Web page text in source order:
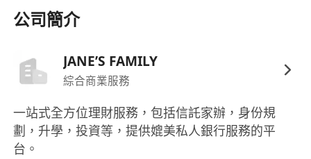
對潮流文化、美妝、時尚、生活方式等消費領域
具高度敏感度，能快速掌握品牌調性並轉化為具
具備自主推動專案的能力，能在多任務並行環境
下合理規劃優先級，並按時交付高品質成果。
公司簡介
JANE’S FAMILY
綜合商業服務
一站式全方位理財服務，包括信託家辦，身份規
劃，升學，投資等，提供媲美私人銀行服務的平
台。